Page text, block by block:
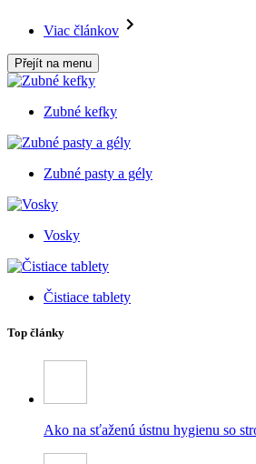
Viac článkov
Přejít na menu
Zubné kefky
Zubné pasty a gély
Vosky
Čistiace tablety
Top články
Ako na sťaženú ústnu hygienu so